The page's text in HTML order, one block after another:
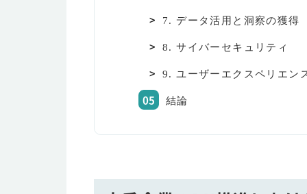
7. データ活用と洞察の獲得
8. サイバーセキュリティ
9. ユーザーエクスペリエン
結論